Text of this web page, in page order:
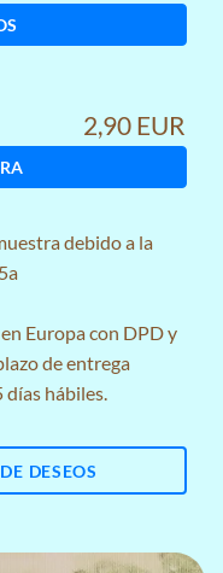
2,90 EUR
debido a la
Europa con DPD y
de entrega
días hábiles.
DESEOS